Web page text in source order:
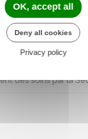
sécurité sociale :
des soins par la
OK, accept all
Deny all cookies
Privacy policy